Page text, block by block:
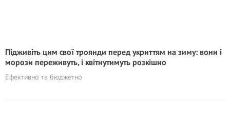
Підживіть цим свої троянди перед укриттям на зиму: вони і
морози переживуть, і квітнутимуть розкішно
Ефективно та бюджетно